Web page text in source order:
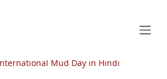
Mud Day in Hindi